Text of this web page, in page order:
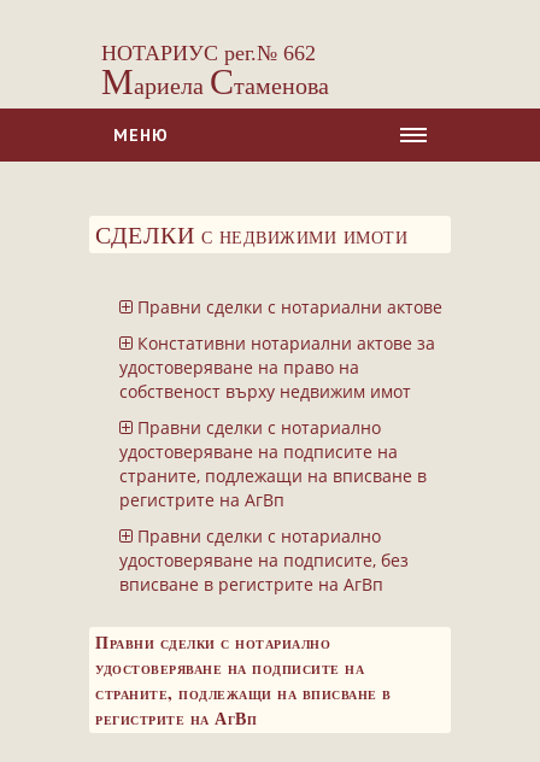
НОТАРИУС рег.№ 662
Мариела Стаменова
МЕНЮ
ЗА НАС
Сделки с недвижими имоти
Сделки с МПС
Ипотеки
Удостоверявания
Нотариални покани
Констативни протоколи
Завещания
Изготвяне на документи
БЛАНКИ
ТАКСИ
СДЕЛКИ с недвижими имоти
Правни сделки с нотариални актове
Констативни нотариални актове за
удостоверяване на право на
собственост върху недвижим имот
Правни сделки с нотариално
удостоверяване на подписите на
страните, подлежащи на вписване в
регистрите на АгВп
Правни сделки с нотариално
удостоверяване на подписите, без
вписване в регистрите на АгВп
Правни сделки с нотариално
удостоверяване на подписите на
страните, подлежащи на вписване в
регистрите на АгВп